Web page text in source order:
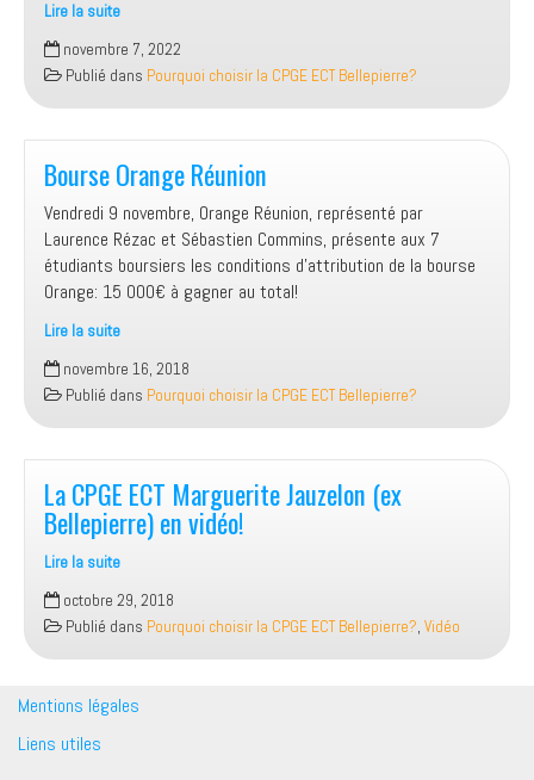
Lire la suite
Flyer
de
la
CPGE
ECT
Marguerite
Jauzelon
(ex
Bellepierre)
novembre 7, 2022
Publié dans Pourquoi choisir la CPGE ECT Bellepierre?
Bourse Orange Réunion
Vendredi 9 novembre, Orange Réunion, représenté par
Laurence Rézac et Sébastien Commins, présente aux 7
étudiants boursiers les conditions d’attribution de la bourse
Orange: 15 000€ à gagner au total!
Lire la suite
Bourse
Orange
Réunion
novembre 16, 2018
Publié dans Pourquoi choisir la CPGE ECT Bellepierre?
La CPGE ECT Marguerite Jauzelon (ex
Bellepierre) en vidéo!
Lire la suite
La
CPGE
ECT
Marguerite
(ex
Bellepierre)
octobre 29, 2018
Publié dans Pourquoi choisir la CPGE ECT Bellepierre?, Vidéo
Mentions légales
Liens utiles